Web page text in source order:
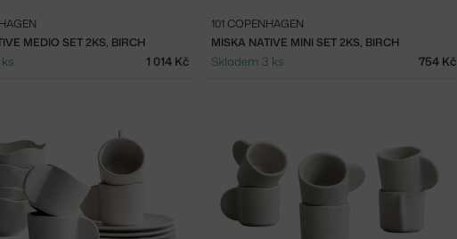
MEDIO SET 2KS, BIRCH
1 014 Kč
MISKA NATIVE MINI SET 2KS, BIRCH
101 COPENHAGEN
Skladem 3 ks 754 Kč